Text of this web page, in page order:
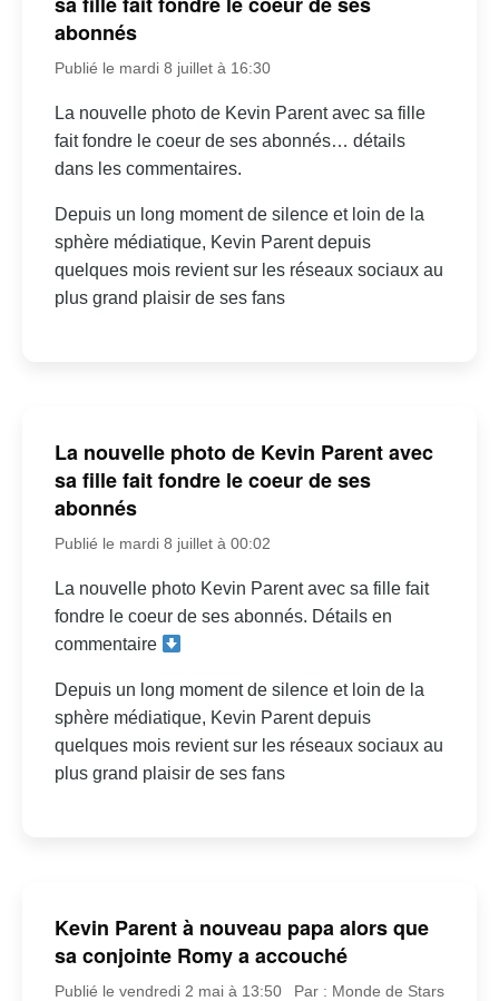
abonnés
Publié le mardi 8 juillet à 16:30
La nouvelle photo de Kevin Parent avec sa fille
fait fondre le coeur de ses abonnés… détails
dans les commentaires.
Depuis un long moment de silence et loin de la
sphère médiatique, Kevin Parent depuis
quelques mois revient sur les réseaux sociaux au
plus grand plaisir de ses fans
La nouvelle photo de Kevin Parent avec
sa fille fait fondre le coeur de ses
abonnés
Publié le mardi 8 juillet à 00:02
La nouvelle photo Kevin Parent avec sa fille fait
fondre le coeur de ses abonnés. Détails en
commentaire
Depuis un long moment de silence et loin de la
sphère médiatique, Kevin Parent depuis
quelques mois revient sur les réseaux sociaux au
plus grand plaisir de ses fans
Kevin Parent à nouveau papa alors que
sa conjointe Romy a accouché
Publié le vendredi 2 mai à 13:50 Par : Monde de Stars